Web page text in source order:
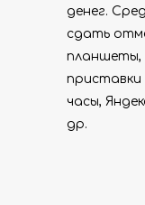
денег.
сдать
планшеты,
приставки
часы,
др.